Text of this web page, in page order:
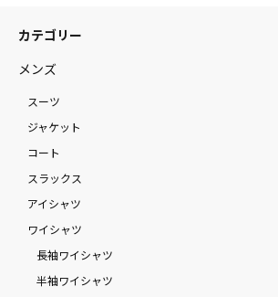
カテゴリー
メンズ
スーツ
ジャケット
コート
スラックス
アイシャツ
ワイシャツ
長袖ワイシャツ
半袖ワイシャツ